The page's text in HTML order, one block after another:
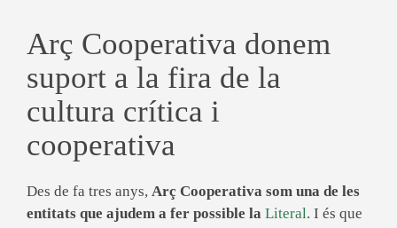
Arç Cooperativa donem
suport a la fira de la
cultura crítica i
cooperativa
Des de fa tres anys, Arç Cooperativa som una de les
entitats que ajudem a fer possible la Literal. I és que